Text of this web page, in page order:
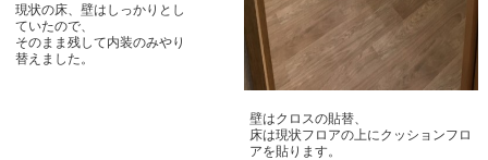
現状の床、壁はしっかりとし
ていたので、
そのまま残して内装のみやり
替えました。
壁はクロスの貼替、
床は現状フロアの上にクッションフロ
アを貼ります。